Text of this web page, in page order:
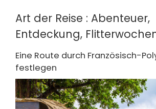
Art der Reise : Abenteuer,
Entdeckung,
Eine Route durch Französisch-
festlegen